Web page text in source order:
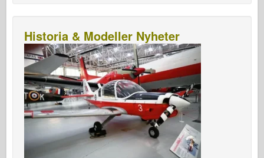
Historia & Modeller Nyheter